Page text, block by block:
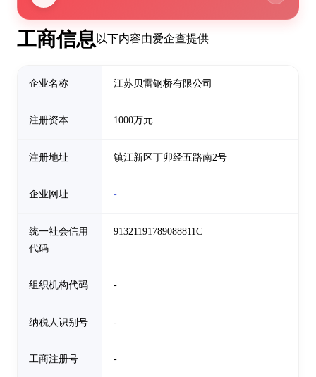
工商信息 以下内容由爱企查提供
企业名称 江苏贝雷钢桥有限公司
注册资本 1000万元
注册地址 镇江新区丁卯经五路南2号
企业网址 -
统一社会信用
代码
91321191789088811C
组织机构代码 -
纳税人识别号 -
工商注册号 -